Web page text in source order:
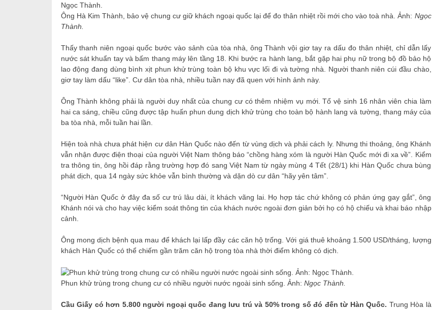
Ông Hà Kim Thành, bảo vệ chung cư giữ khách ngoại quốc lại để đo thân nhiệt rồi mới cho vào toà nhà. Ảnh: Ngọc
Thành.
Thấy thanh niên ngoại quốc bước vào sảnh của tòa nhà, ông Thành vội giơ tay ra dấu đo thân nhiệt, chỉ dẫn lấy
nước sát khuẩn tay và bấm thang máy lên tầng 18. Khi bước ra hành lang, bắt gặp hai phụ nữ trong bộ đồ bảo hộ
lao động đang dùng bình xịt phun khử trùng toàn bộ khu vực lối đi và tường nhà. Người thanh niên cúi đầu chào,
giơ tay làm dấu “like”. Cư dân tòa nhà, nhiều tuần nay đã quen với hình ảnh này.
Ông Thành không phải là người duy nhất của chung cư có thêm nhiệm vụ mới. Tổ vệ sinh 16 nhân viên chia làm
hai ca sáng, chiều cũng được tập huấn phun dung dịch khử trùng cho toàn bộ hành lang và tường, thang máy của
ba tòa nhà, mỗi tuần hai lần.
Hiện toà nhà chưa phát hiện cư dân Hàn Quốc nào đến từ vùng dịch và phải cách ly. Nhưng thi thoảng, ông Khánh
vẫn nhận được điện thoại của người Việt Nam thông báo “chồng hàng xóm là người Hàn Quốc mới đi xa về”. Kiểm
tra thông tin, ông hồi đáp rằng trường hợp đó sang Việt Nam từ ngày mùng 4 Tết (28/1) khi Hàn Quốc chưa bùng
phát dịch, qua 14 ngày sức khỏe vẫn bình thường và dặn dò cư dân “hãy yên tâm”.
“Người Hàn Quốc ở đây đa số cư trú lâu dài, ít khách vãng lai. Họ hợp tác chứ không có phản ứng gay gắt”, ông
Khánh nói và cho hay việc kiểm soát thông tin của khách nước ngoài đơn giản bởi họ có hộ chiếu và khai báo nhập
cảnh.
Ông mong dịch bệnh qua mau để khách lại lấp đầy các căn hộ trống. Với giá thuê khoảng 1.500 USD/tháng, lượng
khách Hàn Quốc có thể chiếm gần trăm căn hộ trong tòa nhà thời điểm không có dịch.
Phun khử trùng trong chung cư có nhiều người nước ngoài sinh sống. Ảnh: Ngọc Thành.
Cầu Giấy có hơn 5.800 người ngoại quốc đang lưu trú và 50% trong số đó đến từ Hàn Quốc. Trung Hòa là